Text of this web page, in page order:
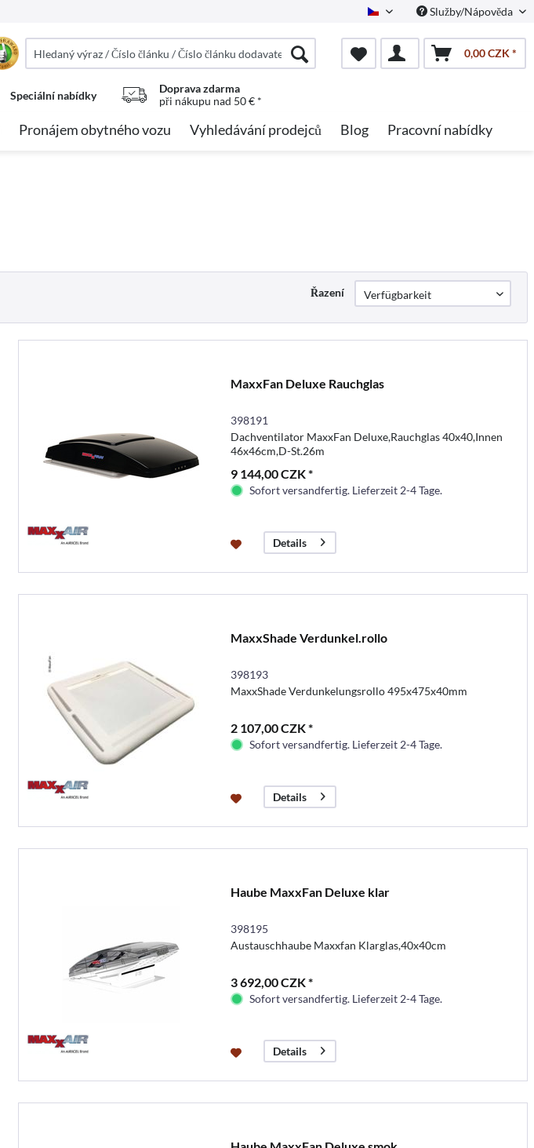
Czech Služby/Nápověda
0,00 CZK *
Speciální nabídky
Doprava zdarma
při nákupu nad 50 € *
Pronájem obytného vozu Vyhledávání prodejců Blog Pracovní nabídky
Řazení
MaxxFan Deluxe Rauchglas
398191
Dachventilator MaxxFan Deluxe,Rauchglas 40x40,Innen
46x46cm,D-St.26m
9 144,00 CZK *
Sofort versandfertig. Lieferzeit 2-4 Tage.
Details
MaxxShade Verdunkel.rollo
398193
MaxxShade Verdunkelungsrollo 495x475x40mm
2 107,00 CZK *
Sofort versandfertig. Lieferzeit 2-4 Tage.
Details
Haube MaxxFan Deluxe klar
398195
Austauschhaube Maxxfan Klarglas,40x40cm
3 692,00 CZK *
Sofort versandfertig. Lieferzeit 2-4 Tage.
Details